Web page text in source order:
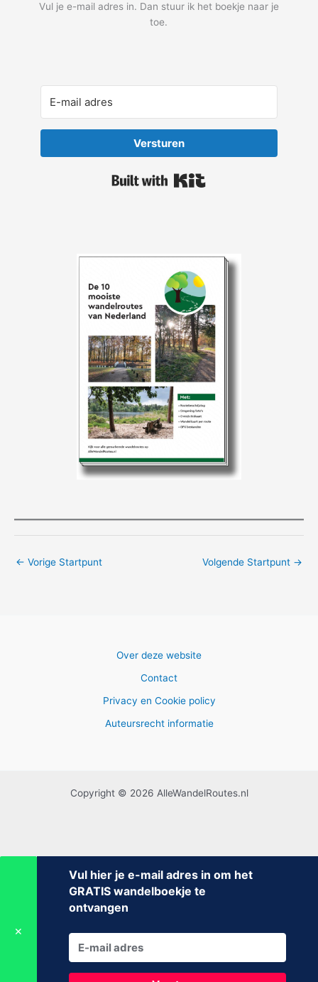
Vul je e-mail adres in. Dan stuur ik het boekje naar je
toe.
Versturen
← Vorige Startpunt Volgende Startpunt →
Over deze website
Contact
Privacy en Cookie policy
Auteursrecht informatie
Copyright © 2026 AlleWandelRoutes.nl
✕
Vul hier je e-mail adres in om het
GRATIS wandelboekje te
ontvangen